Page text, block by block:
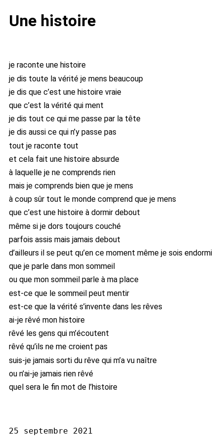
Une histoire
je raconte une histoire
je dis toute la vérité je mens beaucoup
je dis que c’est une histoire vraie
que c’est la vérité qui ment
je dis tout ce qui me passe par la tête
je dis aussi ce qui n’y passe pas
tout je raconte tout
et cela fait une histoire absurde
à laquelle je ne comprends rien
mais je comprends bien que je mens
à coup sûr tout le monde comprend que je mens
que c’est une histoire à dormir debout
même si je dors toujours couché
parfois assis mais jamais debout
d’ailleurs il se peut qu’en ce moment même je sois endormi
que je parle dans mon sommeil
ou que mon sommeil parle à ma place
est-ce que le sommeil peut mentir
est-ce que la vérité s’invente dans les rêves
ai-je rêvé mon histoire
rêvé les gens qui m’écoutent
rêvé qu’ils ne me croient pas
suis-je jamais sorti du rêve qui m’a vu naître
ou n’ai-je jamais rien rêvé
quel sera le fin mot de l’histoire